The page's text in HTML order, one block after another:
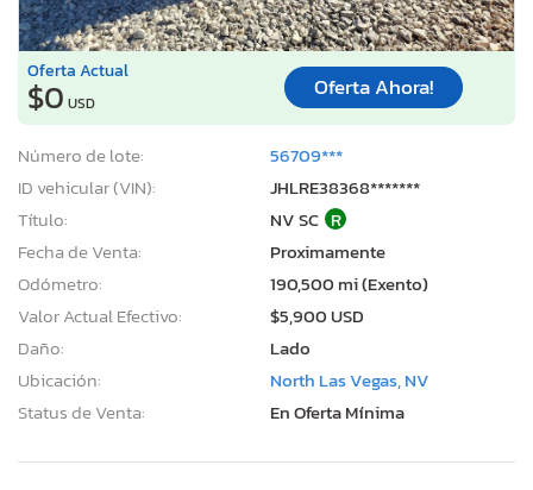
Oferta Actual
$0 USD
Oferta Ahora!
Número de lote:
56709***
ID vehicular (VIN):
JHLRE38368*******
Título:
NV SC R
Fecha de Venta:
Proximamente
Odómetro:
190,500 mi (Exento)
Valor Actual Efectivo:
$5,900 USD
Daño:
Lado
Ubicación:
North Las Vegas, NV
Status de Venta:
En Oferta Mínima